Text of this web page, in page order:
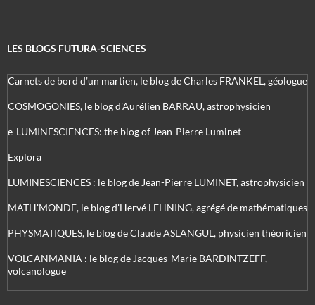
LES BLOGS FUTURA-SCIENCES
Carnets de bord d’un martien, le blog de Charles FRANKEL, géologue
COSMOGONIES, le blog d'Aurélien BARRAU, astrophysicien
e-LUMINESCIENCES: the blog of Jean-Pierre Luminet
Explora
LUMINESCIENCES : le blog de Jean-Pierre LUMINET, astrophysicien
MATH'MONDE, le blog d'Hervé LEHNING, agrégé de mathématiques
PHYSMATIQUES, le blog de Claude ASLANGUL, physicien théoricien
VOLCANMANIA : le blog de Jacques-Marie BARDINTZEFF,
volcanologue